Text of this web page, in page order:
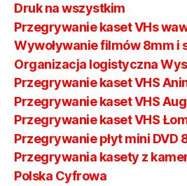
Druk na wszystkim
Przegrywanie kaset VHs
Wywoływanie filmów 8mm i
Organizacja logistyczna
Przegrywanie kaset VHS
Przegrywanie kaset VHS
Przegrywanie kaset VHS
Przegrywanie płyt mini DVD
Przegrywania kasety z
Polska Cyfrowa